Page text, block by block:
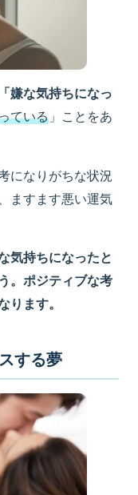
嫌な気持ちになっ
ている 」ことをあ
になりがちな状況
ますます悪い運気
気持ちになったと
。ポジティブな考
ります。
する夢